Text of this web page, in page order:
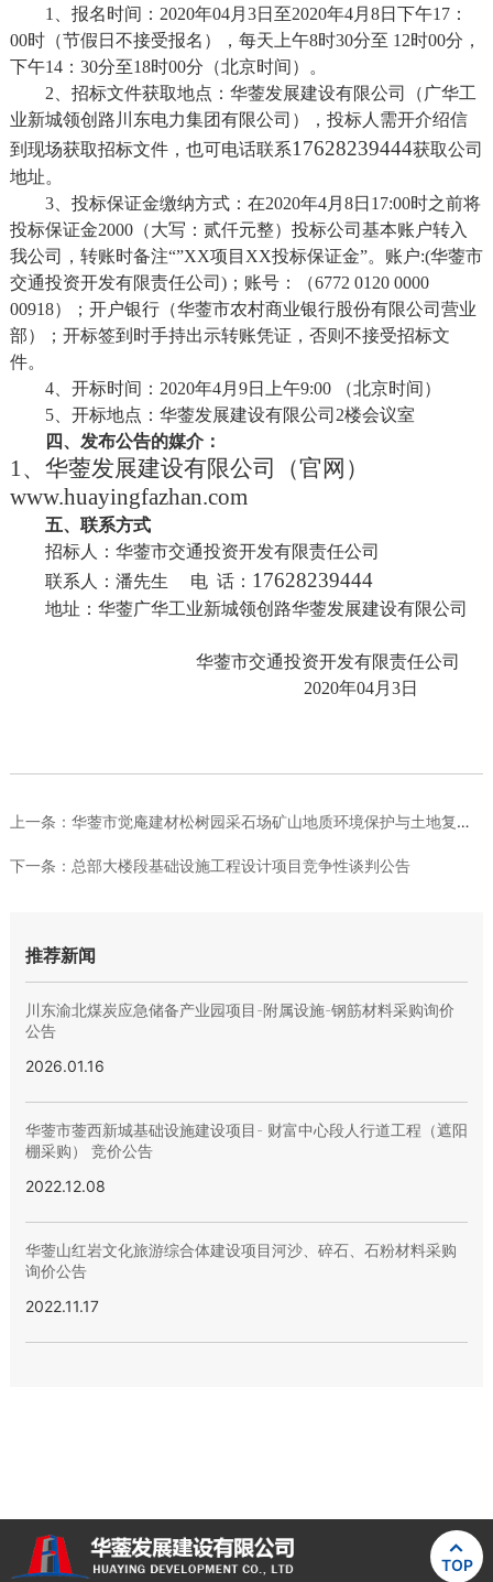
1、报名时间：2020年04月 3日至2020年4月 8日 下午17：
00时（节假日不接受报名），每天上午8时30分至 1 2时00分，
下午14：30分至18时00分 （北京时间）。
2、招标文件获取地点： 华蓥发展建设有限公司（广华工
业新城领创路川东电力集团有限公司）
，投标人需开介绍信
到现场获取招标文件，也可电话联系17628239444获取公司
地址。
3、投标保证金缴纳方式：在2020年4月8日17:00时之前将
投标保证金2000（大写：贰仟元整）投标公司基本账户转入
我公司，转账时备注“”XX项目XX投标保证金”。账户:(华蓥市
交通投资开发有限责任公司)；账号：（6772 0120 0000
00918）；开户银行（华蓥市农村商业银行股份有限公司营业
部）；开标签到时手持出示转账凭证，否则不接受招标文
件。
4、开标时间：2020年4月9日上午9:00 （北京时间）
5、开标地点：华蓥发展建设有限公司2楼会议室
四、发布公告的媒介：
1、 华蓥发展建设有限公司（官网）
www.huayingfazhan.com
五、联系方式
招标人：华蓥市交通投资开发有限责任公司
联系人： 潘先生 电 话： 17628239444
地址： 华蓥广华工业新城领创路华蓥发展建设有限公司
华蓥市交通投资开发有限责任公司
2020年04月 3日
上一条： 华蓥市觉庵建材松树园采石场矿山地质环境保护与土地复垦项目
下一条： 总部大楼段基础设施工程设计项目竞争性谈判公告
推荐新闻
川东渝北煤炭应急储备产业园项目-附属设施-钢筋材料采购询价
公告
2026.01.16
华蓥市蓥西新城基础设施建设项目- 财富中心段人行道工程（遮阳
棚采购） 竞价公告
2022.12.08
华蓥山红岩文化旅游综合体建设项目河沙、碎石、石粉材料采购
询价公告
2022.11.17

TOP